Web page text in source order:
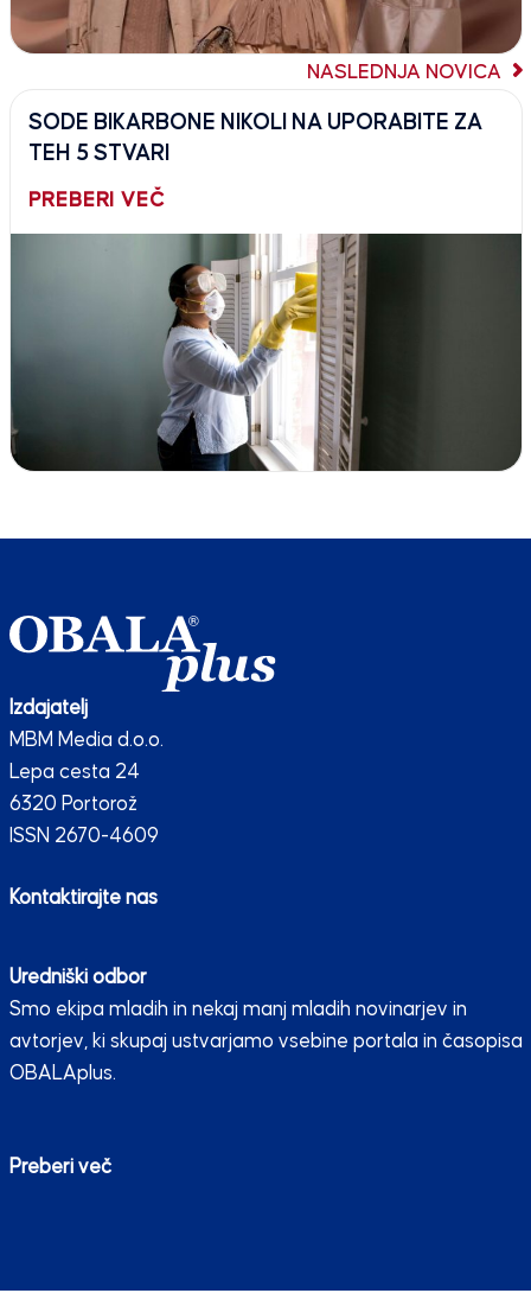
NASLEDNJA NOVICA
SODE BIKARBONE NIKOLI NA UPORABITE ZA
TEH 5 STVARI
PREBERI VEČ
Izdajatelj
MBM Media d.o.o.
Lepa cesta 24
6320 Portorož
ISSN 2670-4609
Kontaktirajte nas
Uredniški odbor
Smo ekipa mladih in nekaj manj mladih novinarjev in
avtorjev, ki skupaj ustvarjamo vsebine portala in časopisa
OBALAplus.
Preberi več